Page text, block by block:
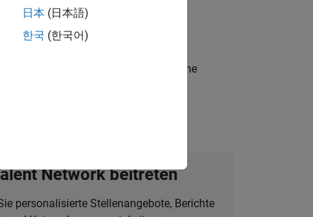
products and systems in the
Network beitreten
personalisierte Stellenangebote, Berichte
日本 (日本語)
한국 (한국어)